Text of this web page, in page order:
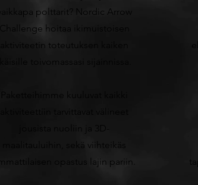
polttarit? Nordic Arrow
Challenge hoitaa ikimuistoisen
aktiviteetin toteutuksen kaiken
maalitauluihin, sekä viihteikäs
opastus lajin pariin.